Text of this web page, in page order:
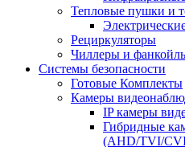
Тепловые пушки и
Рециркуляторы
Чиллеры и
Системы безопасности
Готовые Комплекты
Камеры
IP камеры
Гибридные
(AHD/TVI/